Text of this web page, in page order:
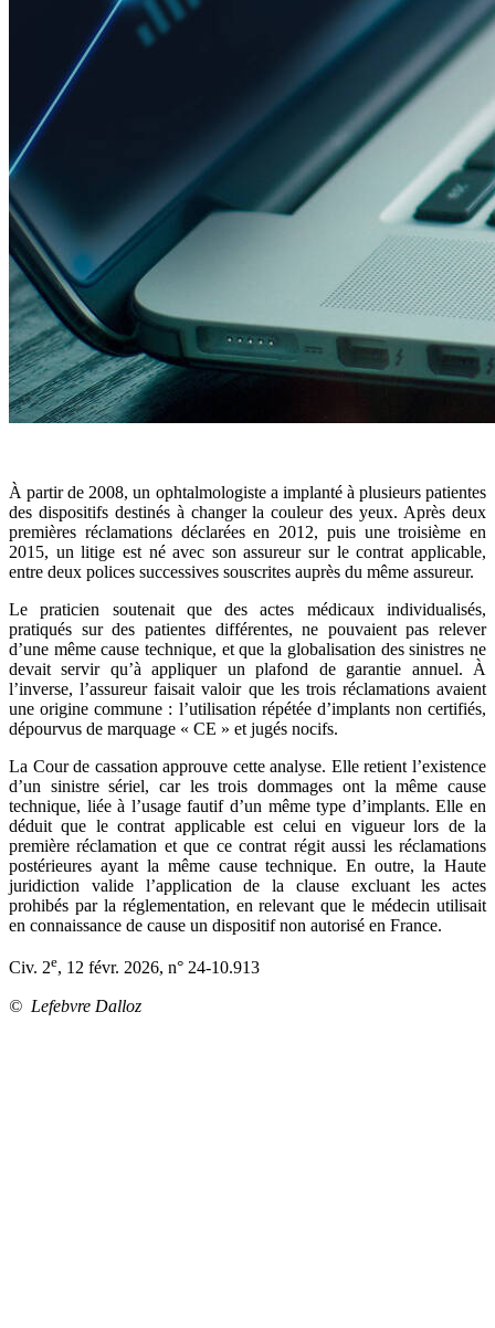
À partir de 2008, un ophtalmologiste a implanté à plusieurs patientes
des dispositifs destinés à changer la couleur des yeux. Après deux
premières réclamations déclarées en 2012, puis une troisième en
2015, un litige est né avec son assureur sur le contrat applicable,
entre deux polices successives souscrites auprès du même assureur.
Le praticien soutenait que des actes médicaux individualisés,
pratiqués sur des patientes différentes, ne pouvaient pas relever
d’une même cause technique, et que la globalisation des sinistres ne
devait servir qu’à appliquer un plafond de garantie annuel. À
l’inverse, l’assureur faisait valoir que les trois réclamations avaient
une origine commune : l’utilisation répétée d’implants non certifiés,
dépourvus de marquage « CE » et jugés nocifs.
La Cour de cassation approuve cette analyse. Elle retient l’existence
d’un sinistre sériel, car les trois dommages ont la même cause
technique, liée à l’usage fautif d’un même type d’implants. Elle en
déduit que le contrat applicable est celui en vigueur lors de la
première réclamation et que ce contrat régit aussi les réclamations
postérieures ayant la même cause technique. En outre, la Haute
juridiction valide l’application de la clause excluant les actes
prohibés par la réglementation, en relevant que le médecin utilisait
en connaissance de cause un dispositif non autorisé en France.
Civ. 2e, 12 févr. 2026, n° 24-10.913
© Lefebvre Dalloz